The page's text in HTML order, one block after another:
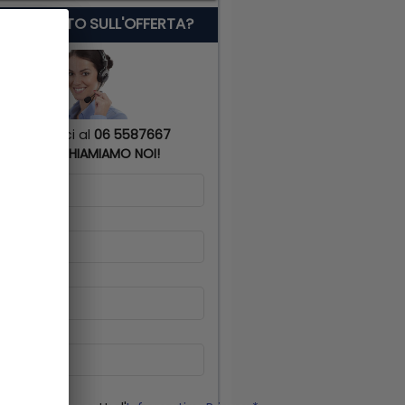
SERVE AIUTO SULL'OFFERTA?
Chiamaci al 06 5587667
TI RICHIAMIAMO NOI!